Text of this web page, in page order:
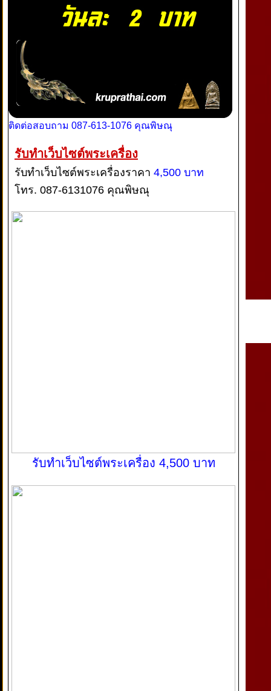
ติดต่อสอบถาม 087-613-1076 คุณพิษณุ
รับทำเว็บไซต์พระเครื่อง
รับทำเว็บไซต์พระเครื่องราคา 4,500 บาท
โทร. 087-6131076 คุณพิษณุ
รับทำเว็บไซต์พระเครื่อง 4,500 บาท